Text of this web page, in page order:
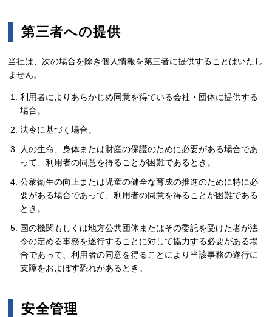
第三者への提供
当社は、次の場合を除き個人情報を第三者に提供することはいたし
ません。
利用者によりあらかじめ同意を得ている会社・団体に提供する
場合。
法令に基づく場合。
人の生命、身体または財産の保護のために必要がある場合であ
って、利用者の同意を得ることが困難であるとき。
公衆衛生の向上または児童の健全な育成の推進のために特に必
要がある場合であって、利用者の同意を得ることが困難である
とき。
国の機関もしくは地方公共団体またはその委託を受けた者が法
令の定める事務を遂行することに対して協力する必要がある場
合であって、利用者の同意を得ることにより当該事務の遂行に
支障をおよぼす恐れがあるとき。
安全管理